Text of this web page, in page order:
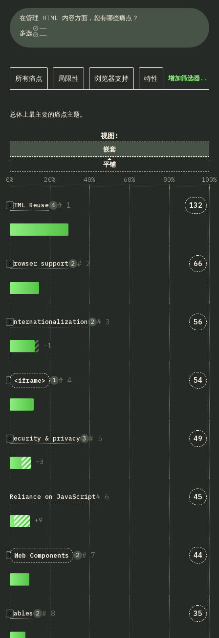
在管理 HTML 内容方面，您有哪些痛点？
多选
所有痛点 局限性 浏览器支持 特性 增加筛选器...
总体上最主要的痛点主题。
视图:
嵌套
平铺
0%
20% 40% 60% 80% 100%
1
HTML Reuse 4 匹配
132
2
Browser support 2 匹配
66
3
Internationalization 2
-1
匹配
56
4
<iframe> 1 匹配
54
5
Security & privacy 3
+3
匹配
49
6
Reliance on JavaScript
+9
匹配
45
7
Web Components 2 匹配
44
8
Tables 2 匹配
35